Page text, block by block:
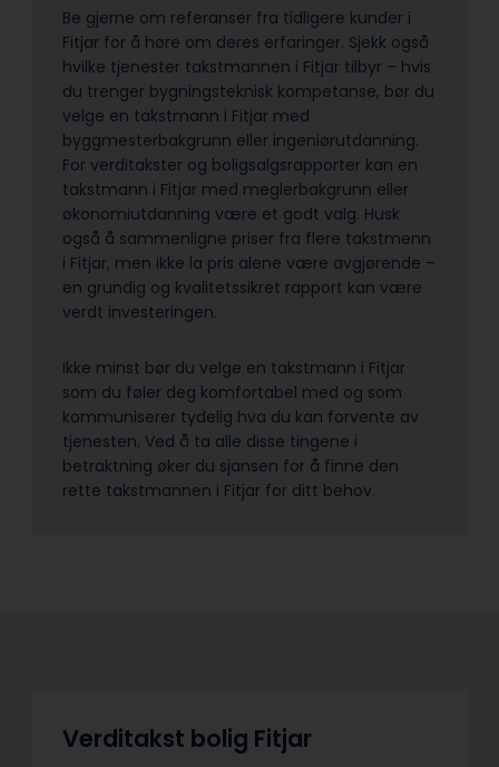
Be gjerne om referanser fra tidligere kunder i
Fitjar for å høre om deres erfaringer. Sjekk også
hvilke tjenester takstmannen i Fitjar tilbyr – hvis
du trenger bygningsteknisk kompetanse, bør du
velge en takstmann i Fitjar med
byggmesterbakgrunn eller ingeniørutdanning.
For verditakster og boligsalgsrapporter kan en
takstmann i Fitjar med meglerbakgrunn eller
økonomiutdanning være et godt valg. Husk
også å sammenligne priser fra flere takstmenn
i Fitjar, men ikke la pris alene være avgjørende –
en grundig og kvalitetssikret rapport kan være
verdt investeringen.
Ikke minst bør du velge en takstmann i Fitjar
som du føler deg komfortabel med og som
kommuniserer tydelig hva du kan forvente av
tjenesten. Ved å ta alle disse tingene i
betraktning øker du sjansen for å finne den
rette takstmannen i Fitjar for ditt behov.
Verditakst bolig Fitjar